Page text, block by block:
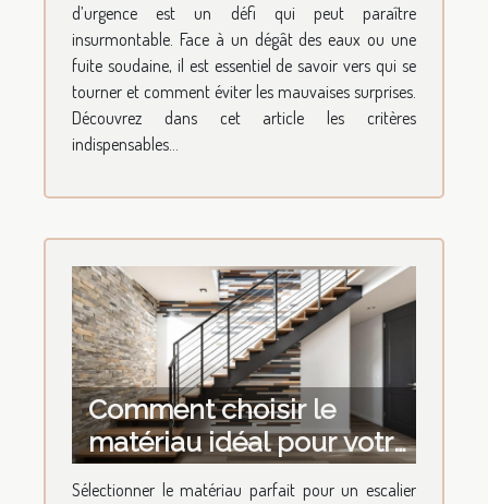
d’urgence est un défi qui peut paraître
insurmontable. Face à un dégât des eaux ou une
fuite soudaine, il est essentiel de savoir vers qui se
tourner et comment éviter les mauvaises surprises.
Découvrez dans cet article les critères
indispensables...
Comment choisir le
matériau idéal pour votre
escalier intérieur ?
Sélectionner le matériau parfait pour un escalier